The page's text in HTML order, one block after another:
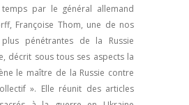
par le général allemand
Françoise Thom, une de nos
pénétrantes de la Russie
décrit sous tous ses aspects la
le maître de la Russie contre
». Elle réunit des articles